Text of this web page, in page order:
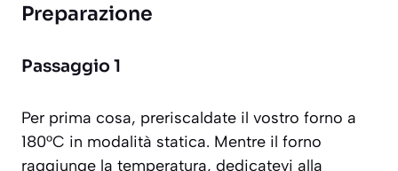
Preparazione
Passaggio 1
Per prima cosa, preriscaldate il vostro forno a
180°C in modalità statica. Mentre il forno
raggiunge la temperatura, dedicatevi alla